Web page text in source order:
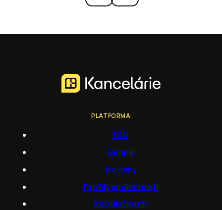
PLATFORMA
FAQ
Cenník
Novinky
Profily spoločností
Kalkulačka m²